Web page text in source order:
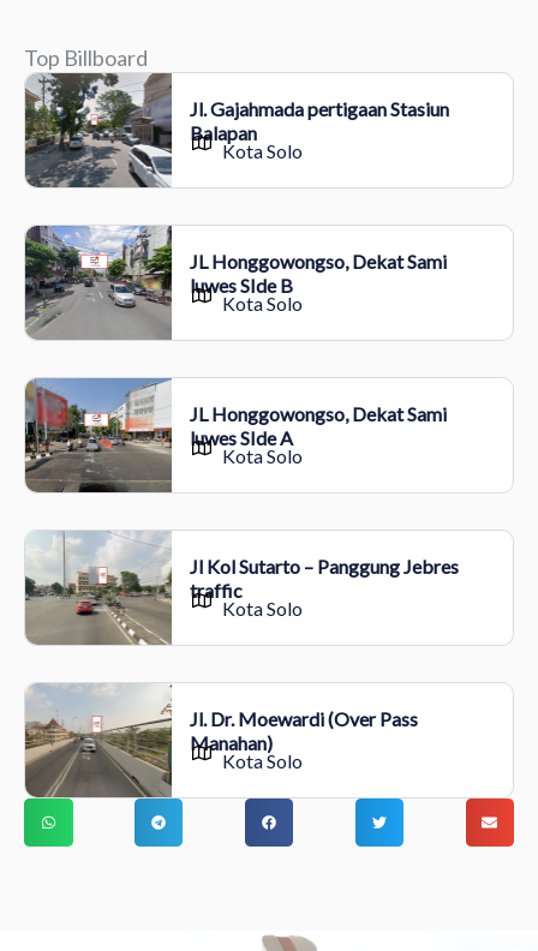
Top Billboard
Jl. Gajahmada pertigaan Stasiun
Balapan
Kota Solo
JL Honggowongso, Dekat Sami
luwes SIde B
Kota Solo
JL Honggowongso, Dekat Sami
luwes SIde A
Kota Solo
Jl Kol Sutarto – Panggung Jebres
traffic
Kota Solo
Jl. Dr. Moewardi (Over Pass
Manahan)
Kota Solo